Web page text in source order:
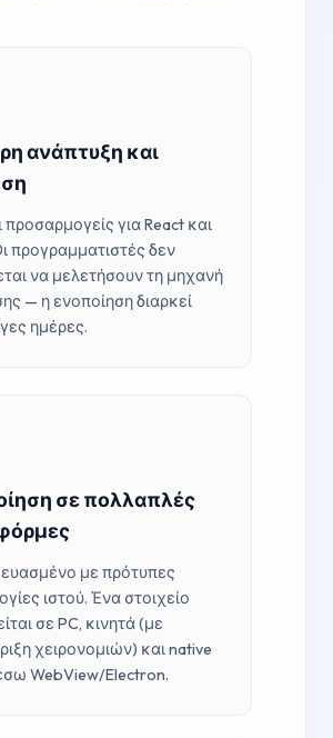
ανάπτυξη και
προσαρμογείς για React και
προγραμματιστές δεν
να μελετήσουν τη μηχανή
— η ενοποίηση διαρκεί
ημέρες.
σε πολλαπλές
με πρότυπες
ιστού. Ένα στοιχείο
σε PC, κινητά (με
χειρονομιών) και native
WebView/Electron.